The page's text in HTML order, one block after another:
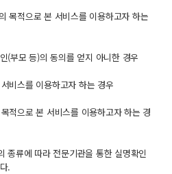
목적으로 본 서비스를 이용하고자 하는
(부모 등)의 동의를 얻지 아니한 경우
비스를 이용하고자 하는 경우
적으로 본 서비스를 이용하고자 하는 경
종류에 따라 전문기관을 통한 실명확인
.